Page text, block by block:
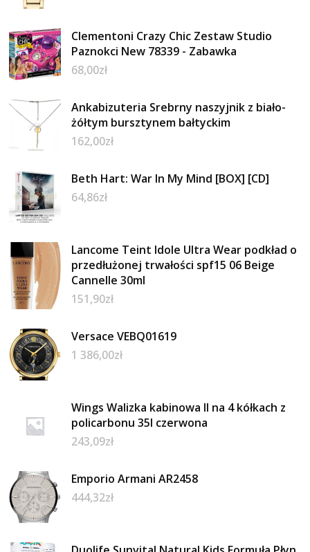
Clementoni Crazy Chic Zestaw Studio
Paznokci New 78339 - Zabawka
68,00zł
Ankabizuteria Srebrny naszyjnik z biało-
żółtym bursztynem bałtyckim
162,00zł
Beth Hart: War In My Mind [BOX] [CD]
64,86zł
Lancome Teint Idole Ultra Wear podkład o
przedłużonej trwałości spf15 06 Beige
Cannelle 30ml
151,90zł
Versace VEBQ01619
1 386,00zł
Wings Walizka kabinowa II na 4 kółkach z
policarbonu 35l czerwona
243,09zł
Emporio Armani AR2458
444,32zł